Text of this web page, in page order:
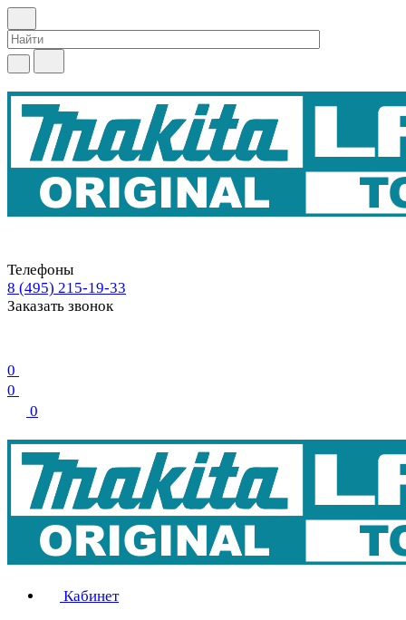
Телефоны
8 (495) 215-19-33
Заказать звонок
0
0
0
Кабинет